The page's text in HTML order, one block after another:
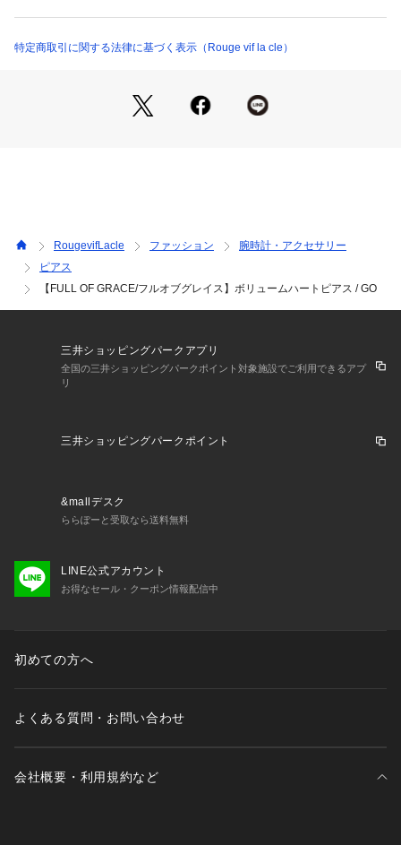
【 FULL OF GRACE / フルオブグレイス 】
品のあるパールを中心とした、女性を華やかに演出し、幅広い
世代の女性達に想いが込められています。
特定商取引に関する法律に基づく表示（Rouge vif la cle）
RougevifLacle ファッション
腕時計・アクセサリー
ピアス
【FULL OF GRACE/フルオブグレイス】ボリュームハートピアス / GO
三井ショッピングパークアプリ
全国の三井ショッピングパークポイント対象施設でご利用できるアプ
リ
三井ショッピングパークポイント
&mallデスク
ららぽーと受取なら送料無料
LINE公式アカウント
お得なセール・クーポン情報配信中
初めての方へ
よくある質問・お問い合わせ
会社概要・利用規約など